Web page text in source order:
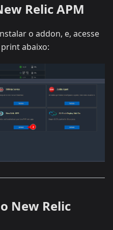
Relic APM
o addon, e, acesse
abaixo:
New Relic